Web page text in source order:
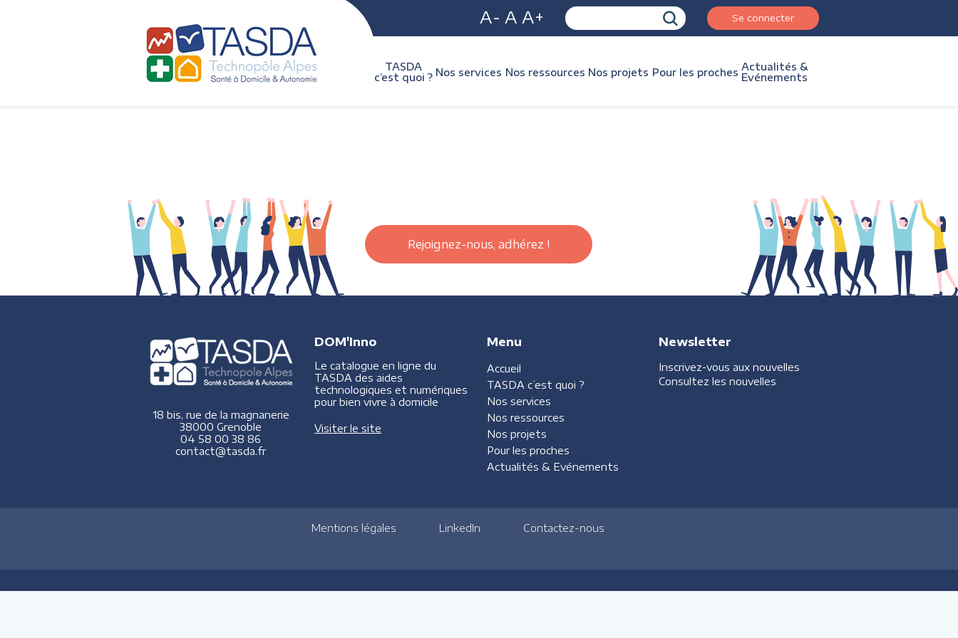
A- A A+ Se connecter
TASDA
c’est quoi ? Nos services Nos ressources Nos projets Pour les proches Actualités &
Evénements
Rejoignez-nous, adhérez !
18 bis, rue de la magnanerie
38000 Grenoble
04 58 00 38 86
contact@tasda.fr
DOM'Inno
Le catalogue en ligne du
TASDA des aides
technologiques et numériques
pour bien vivre à domicile
Visiter le site
Menu
Accueil
TASDA c’est quoi ?
Nos services
Nos ressources
Nos projets
Pour les proches
Actualités & Evénements
Newsletter
Inscrivez-vous aux nouvelles
Consultez les nouvelles
Mentions légales LinkedIn Contactez-nous